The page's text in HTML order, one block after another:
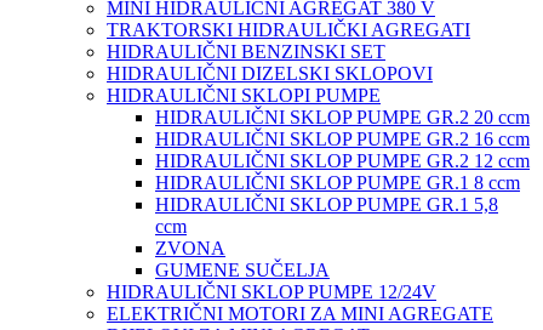
MINI HIDRAULIČNI AGREGAT 380 V
TRAKTORSKI HIDRAULIČKI AGREGATI
HIDRAULIČNI BENZINSKI SET
HIDRAULIČNI DIZELSKI SKLOPOVI
HIDRAULIČNI SKLOPI PUMPE
HIDRAULIČNI SKLOP PUMPE GR.2 20 ccm
HIDRAULIČNI SKLOP PUMPE GR.2 16 ccm
HIDRAULIČNI SKLOP PUMPE GR.2 12 ccm
HIDRAULIČNI SKLOP PUMPE GR.1 8 ccm
HIDRAULIČNI SKLOP PUMPE GR.1 5,8
ccm
ZVONA
GUMENE SUČELJA
HIDRAULIČNI SKLOP PUMPE 12/24V
ELEKTRIČNI MOTORI ZA MINI AGREGATE